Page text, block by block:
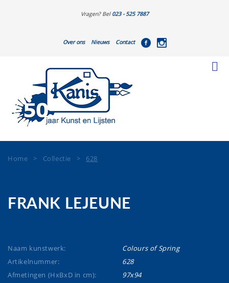
Vragen? Bel 023 - 525 7887
Over ons Nieuws Contact
Home > Collectie > 628
FRANK LEJEUNE
Naam kunstwerk:
Colours of Spring
Artikelnummer:
628
Afmetingen (HxBxD in cm):
97x94